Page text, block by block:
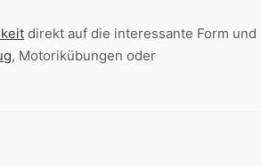
direkt auf die interessante Form und
, Motorikübungen oder